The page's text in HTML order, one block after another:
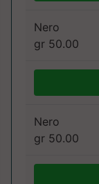
Nero
gr 50.00
Nero
gr 50.00